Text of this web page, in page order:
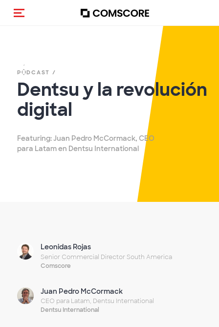
Activar navegación
PÓDCAST /
Dentsu y la revolución
digital
Featuring: Juan Pedro McCormack, CEO
para Latam en Dentsu International
Leonidas Rojas
Senior Commercial Director South America
Comscore
Juan Pedro McCormack
CEO para Latam, Dentsu International
Dentsu International